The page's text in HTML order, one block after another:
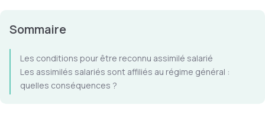
Sommaire
Les conditions pour être reconnu assimilé salarié
Les assimilés salariés sont affiliés au régime général :
quelles conséquences ?